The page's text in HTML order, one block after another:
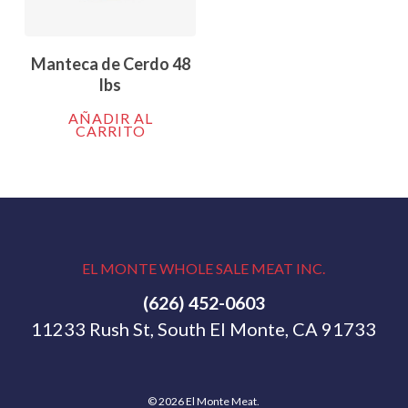
Manteca de Cerdo 48
lbs
AÑADIR AL
CARRITO
EL MONTE WHOLE SALE MEAT INC.
(626) 452-0603
11233 Rush St, South El Monte, CA 91733
© 2026 El Monte Meat.